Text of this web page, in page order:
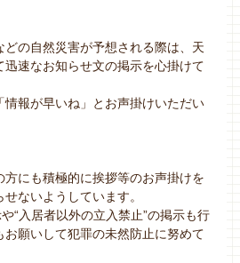
どの自然災害が予想される際は、天
速なお知らせ文の掲示を心掛けて
情報が早いね」とお声掛けいただい
方にも積極的に挨拶等のお声掛けを
ないようしています。
“入居者以外の立入禁止”の掲示も行
お願いして犯罪の未然防止に努めて